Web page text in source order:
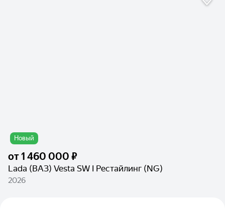
Новый
от1 460 000 ₽
Lada (ВАЗ) Vesta SW I Рестайлинг (NG)
2026